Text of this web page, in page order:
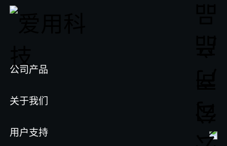
公司产品
关于我们
用户支持